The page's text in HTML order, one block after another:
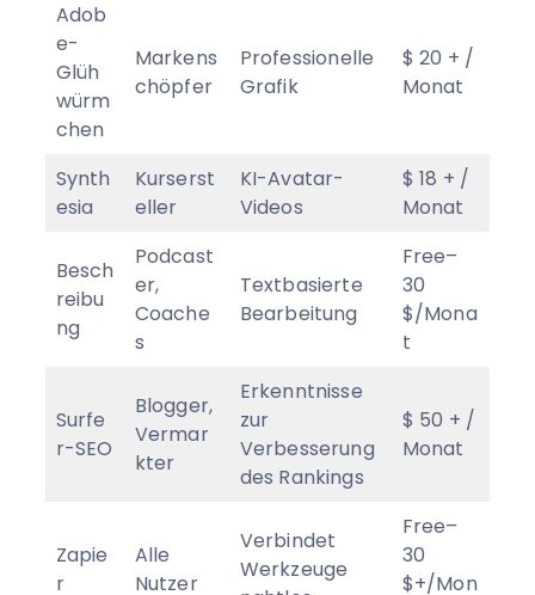
Adob
e-
Glüh
würm
chen
Markens
chöpfer
Professionelle
Grafik
$ 20 + /
Monat
Synth
esia
Kurserst
eller
KI-Avatar-
Videos
$ 18 + /
Monat
Besch
reibu
ng
Podcast
er,
Coache
s
Textbasierte
Bearbeitung
Free–
30
$/Mona
t
Surfe
r-SEO
Blogger,
Vermar
kter
Erkenntnisse
zur
Verbesserung
des Rankings
$ 50 + /
Monat
Zapie
r
Alle
Nutzer
Verbindet
Werkzeuge
Free–
30
$+/Mon